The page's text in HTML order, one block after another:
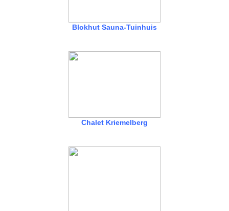
Blokhut Sauna-Tuinhuis
Chalet Kriemelberg